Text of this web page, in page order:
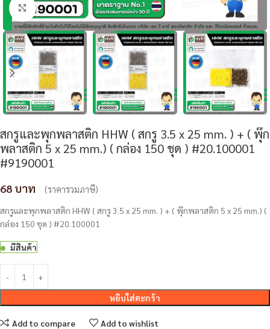
Click to enlarge
สกรูและพุกพลาสติก HHW ( สกรู 3.5 x 25 mm. ) + ( พุ๊ก
พลาสติก 5 x 25 mm.) ( กล่อง 150 ชุด ) #20.100001
#9190001
68 (ราคารวมภาษี)
สกรูและพุกพลาสติก HHW ( สกรู 3.5 x 25 mm. ) + ( พุ๊กพลาสติก 5 x 25 mm.) (
กล่อง 150 ชุด ) #20.100001
มีสินค้า
หยิบใส่ตะกร้า
Add to compare Add to wishlist